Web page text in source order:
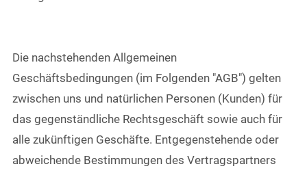
Die nachstehenden Allgemeinen
Geschäftsbedingungen (im Folgenden "AGB") gelten
zwischen uns und natürlichen Personen (Kunden) für
das gegenständliche Rechtsgeschäft sowie auch für
alle zukünftigen Geschäfte. Entgegenstehende oder
abweichende Bestimmungen des Vertragspartners